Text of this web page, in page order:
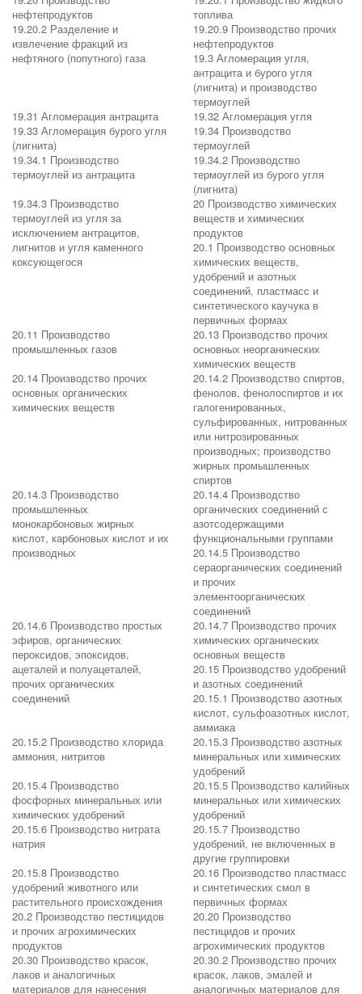
нефтепродуктов
топлива
19.20.2 Разделение и
извлечение фракций из
нефтяного (попутного) газа
19.20.9 Производство прочих
нефтепродуктов
19.3 Агломерация угля,
антрацита и бурого угля
(лигнита) и производство
термоуглей
19.31 Агломерация антрацита
19.32 Агломерация угля
19.33 Агломерация бурого угля
(лигнита)
19.34 Производство
термоуглей
19.34.1 Производство
термоуглей из антрацита
19.34.2 Производство
термоуглей из бурого угля
(лигнита)
19.34.3 Производство
термоуглей из угля за
исключением антрацитов,
лигнитов и угля каменного
коксующегося
20 Производство химических
веществ и химических
продуктов
20.1 Производство основных
химических веществ,
удобрений и азотных
соединений, пластмасс и
синтетического каучука в
первичных формах
20.11 Производство
промышленных газов
20.13 Производство прочих
основных неорганических
химических веществ
20.14 Производство прочих
основных органических
химических веществ
20.14.2 Производство спиртов,
фенолов, фенолоспиртов и их
галогенированных,
сульфированных, нитрованных
или нитрозированных
производных; производство
жирных промышленных
спиртов
20.14.3 Производство
промышленных
монокарбоновых жирных
кислот, карбоновых кислот и их
производных
20.14.4 Производство
органических соединений с
азотсодержащими
функциональными группами
20.14.5 Производство
сераорганических соединений
и прочих
элементоорганических
соединений
20.14.6 Производство простых
эфиров, органических
пероксидов, эпоксидов,
ацеталей и полуацеталей,
прочих органических
соединений
20.14.7 Производство прочих
химических органических
основных веществ
20.15 Производство удобрений
и азотных соединений
20.15.1 Производство азотных
кислот, сульфоазотных кислот,
аммиака
20.15.2 Производство хлорида
аммония, нитритов
20.15.3 Производство азотных
минеральных или химических
удобрений
20.15.4 Производство
фосфорных минеральных или
химических удобрений
20.15.5 Производство калийных
минеральных или химических
удобрений
20.15.6 Производство нитрата
натрия
20.15.7 Производство
удобрений, не включенных в
другие группировки
20.15.8 Производство
удобрений животного или
растительного происхождения
20.16 Производство пластмасс
и синтетических смол в
первичных формах
20.2 Производство пестицидов
и прочих агрохимических
продуктов
20.20 Производство
пестицидов и прочих
агрохимических продуктов
20.30 Производство красок,
лаков и аналогичных
материалов для нанесения
20.30.2 Производство прочих
красок, лаков, эмалей и
аналогичных материалов для